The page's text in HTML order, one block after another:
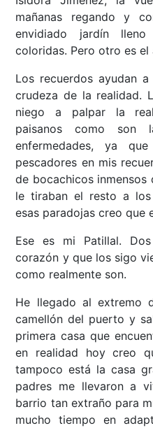
mañanas regando y
envidiado jardín
coloridas. Pero otro es el
Los recuerdos ayudan
crudeza de la realidad.
niego a palpar la
paisanos como
enfermedades, ya
pescadores en mis
de bocachicos inmensos
le tiraban el resto a
esas paradojas creo que
Ese es mi Patillal.
corazón y que los sigo
como realmente son.
He llegado al extremo
camellón del puerto y
primera casa que
en realidad hoy creo
tampoco está la casa
padres me llevaron a
barrio tan extraño para
mucho tiempo en